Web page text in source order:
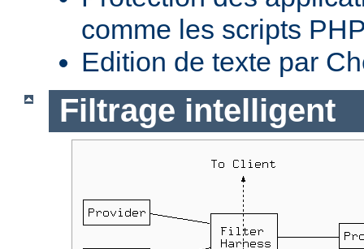
comme les scripts
Edition de texte par
Filtrage intelligent